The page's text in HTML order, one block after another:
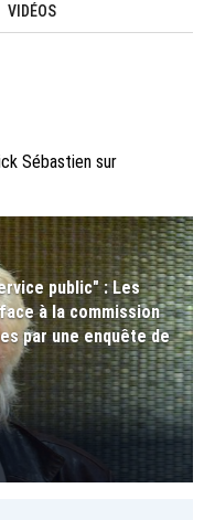
VIDÉOS
Sébastien sur
public" : Les
à la commission
par une enquête de